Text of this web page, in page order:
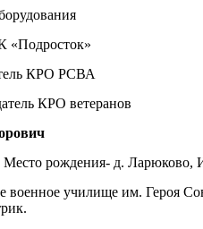
«Подросток»
КРО РСВА
КРО ветеранов
Место рождения- д. Ларюково,
военное училище им. Героя